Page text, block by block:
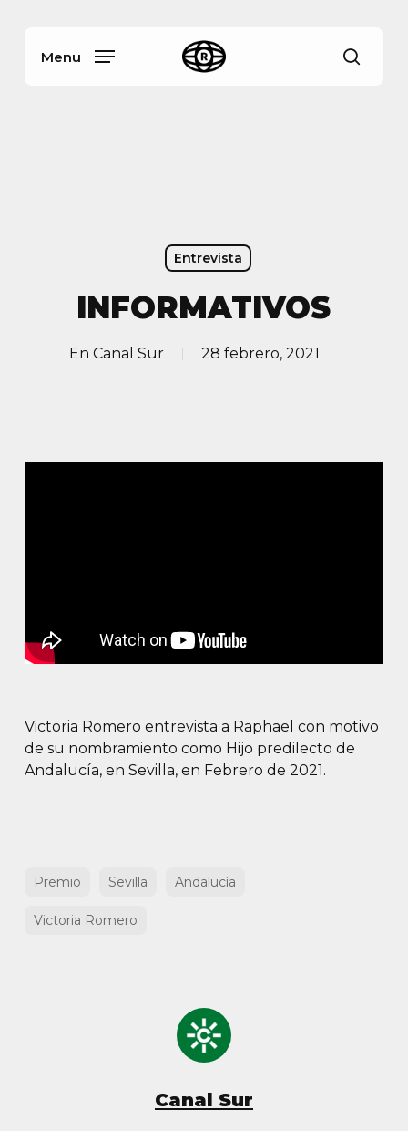
Menu
Entrevista
INFORMATIVOS
En Canal Sur 28 febrero, 2021
Victoria Romero entrevista a Raphael con motivo
de su nombramiento como Hijo predilecto de
Andalucía, en Sevilla, en Febrero de 2021.
Premio Sevilla Andalucía
Victoria Romero
Canal Sur